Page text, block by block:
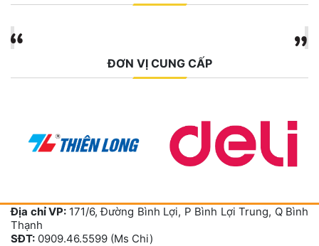
ĐƠN VỊ CUNG CẤP
Địa chỉ VP: 171/6, Đường Bình Lợi, P Bình Lợi Trung, Q Bình
Thạnh
SĐT: 0909.46.5599 (Ms Chi)